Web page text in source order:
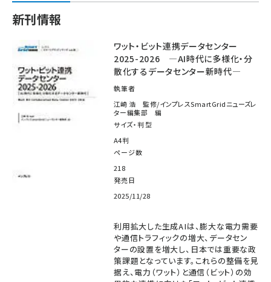
新刊情報
ワット・ビット連携データセンター
2025-2026 ―AI時代に多様化・分
散化するデータセンター新時代―
執筆者
江崎 浩 監修/インプレスSmartGridニューズレ
ター編集部 編
サイズ・判型
A4判
ページ数
218
発売日
2025/11/28
利用拡大した生成AIは、膨大な電力需要
や通信トラフィックの増大、データセン
ターの設置を増大し、日本では重要な政
策課題となっています。これらの整備を見
据え、電力（ワット）と通信（ビット）の効